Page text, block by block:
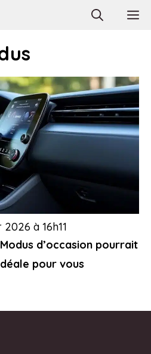
d’occasion pourrait
pour vous
à 16h11